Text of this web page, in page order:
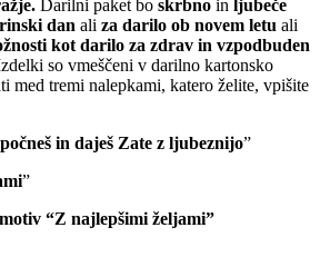
Darilni paket bo skrbno in ljubeče
dan ali za darilo ob novem letu ali
kot darilo za zdrav in vzpodbuden
so vmeščeni v darilno kartonsko
med tremi nalepkami, katero želite, vpišite
in daješ Zate z ljubeznijo”
”
“Z najlepšimi željami”